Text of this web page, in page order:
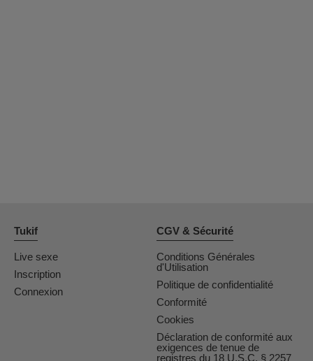
Tukif
Live sexe
Inscription
Connexion
CGV & Sécurité
Conditions Générales
d'Utilisation
Politique de confidentialité
Conformité
Cookies
Déclaration de conformité aux
exigences de tenue de
registres du 18 U.S.C. § 2257